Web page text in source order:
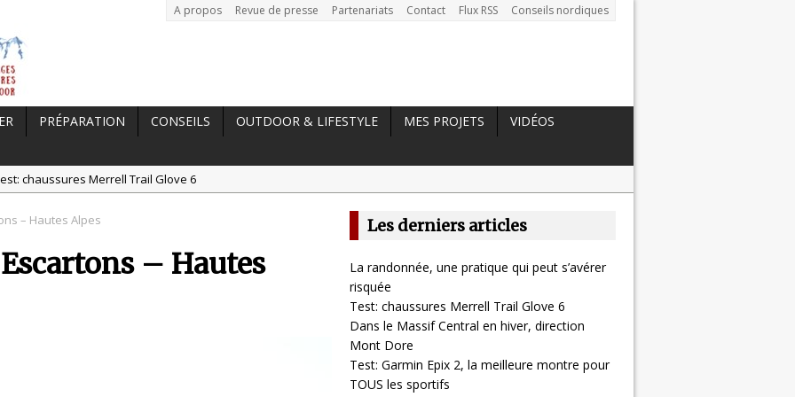
A propos Revue de presse Partenariats Contact Flux RSS Conseils nordiques
PRÉPARATION CONSEILS OUTDOOR & LIFESTYLE MES PROJETS
VIDÉOS
chaussures Merrell Trail Glove 6
Garmin Epix 2, la meilleure montre pour TOUS les sportifs
chaussures de running Altra Rivera 2
– Hautes Alpes
– Hautes
Les derniers articles
La randonnée, une pratique qui peut s’avérer
risquée
Test: chaussures Merrell Trail Glove 6
Dans le Massif Central en hiver, direction
Mont Dore
Test: Garmin Epix 2, la meilleure montre pour
TOUS les sportifs